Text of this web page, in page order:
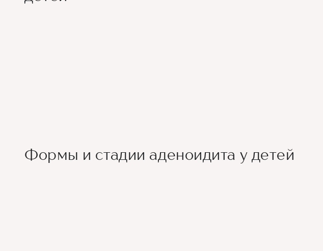
Формы и стадии аденоидита у детей